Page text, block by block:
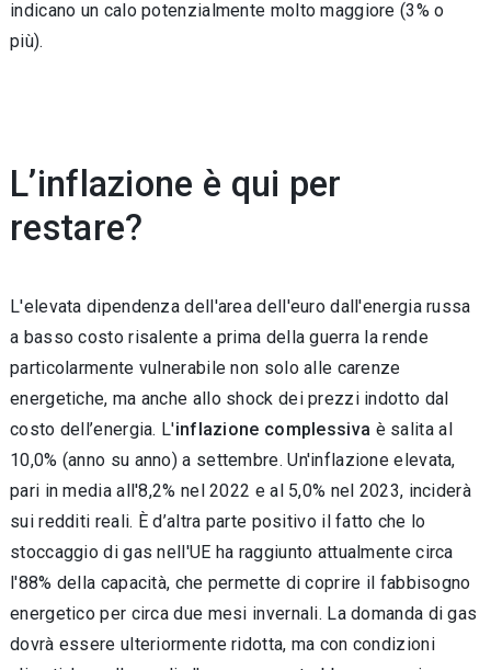
indicano un calo potenzialmente molto maggiore (3% o
più).
L’inflazione è qui per
restare?
L'elevata dipendenza dell'area dell'euro dall'energia russa
a basso costo risalente a prima della guerra la rende
particolarmente vulnerabile non solo alle carenze
energetiche, ma anche allo shock dei prezzi indotto dal
costo dell’energia. L'inflazione complessiva è salita al
10,0% (anno su anno) a settembre. Un'inflazione elevata,
pari in media all'8,2% nel 2022 e al 5,0% nel 2023, inciderà
sui redditi reali. È d’altra parte positivo il fatto che lo
stoccaggio di gas nell'UE ha raggiunto attualmente circa
l'88% della capacità, che permette di coprire il fabbisogno
energetico per circa due mesi invernali. La domanda di gas
dovrà essere ulteriormente ridotta, ma con condizioni